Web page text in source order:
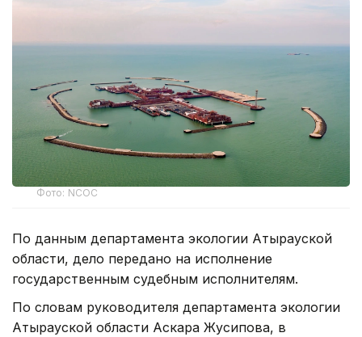
Фото: NCOC
По данным департамента экологии Атырауской
области, дело передано на исполнение
государственным судебным исполнителям.
По словам руководителя департамента экологии
Атырауской области Аскара Жусипова, в